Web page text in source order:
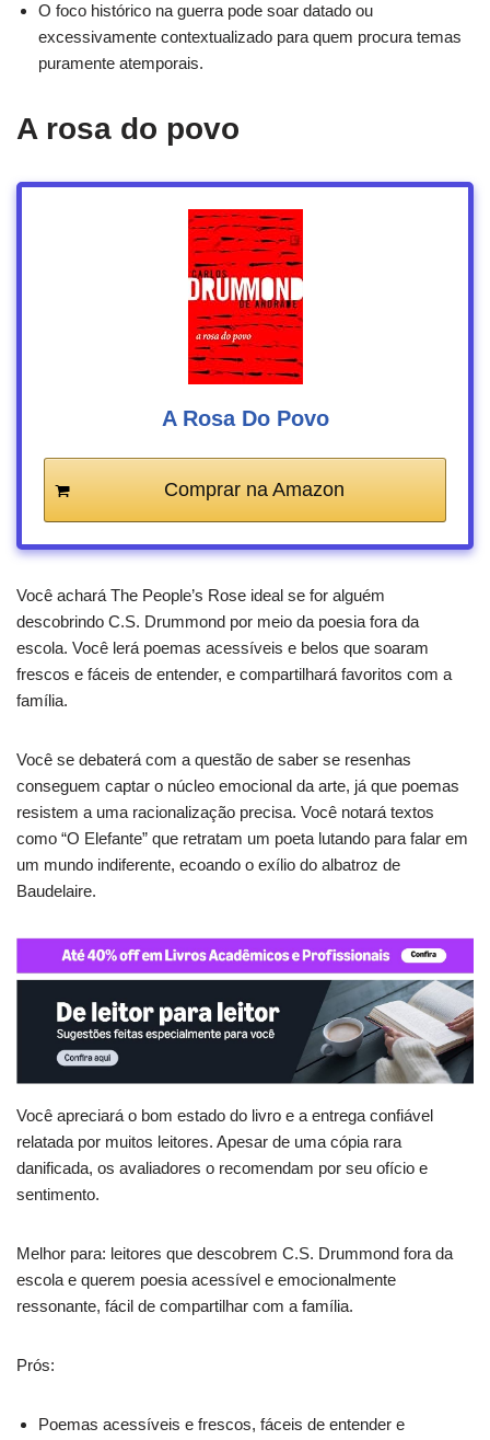
O foco histórico na guerra pode soar datado ou
excessivamente contextualizado para quem procura temas
puramente atemporais.
A rosa do povo
A Rosa Do Povo
Comprar na Amazon
Você achará The People’s Rose ideal se for alguém
descobrindo C.S. Drummond por meio da poesia fora da
escola. Você lerá poemas acessíveis e belos que soaram
frescos e fáceis de entender, e compartilhará favoritos com a
família.
Você se debaterá com a questão de saber se resenhas
conseguem captar o núcleo emocional da arte, já que poemas
resistem a uma racionalização precisa. Você notará textos
como “O Elefante” que retratam um poeta lutando para falar em
um mundo indiferente, ecoando o exílio do albatroz de
Baudelaire.
Você apreciará o bom estado do livro e a entrega confiável
relatada por muitos leitores. Apesar de uma cópia rara
danificada, os avaliadores o recomendam por seu ofício e
sentimento.
Melhor para: leitores que descobrem C.S. Drummond fora da
escola e querem poesia acessível e emocionalmente
ressonante, fácil de compartilhar com a família.
Prós:
Poemas acessíveis e frescos, fáceis de entender e